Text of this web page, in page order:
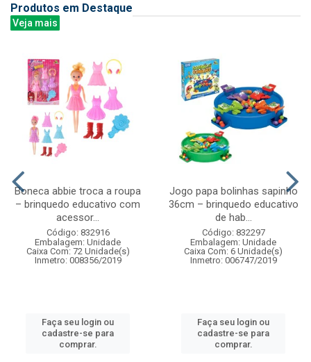
Produtos em Destaque
Veja mais
Boneca abbie troca a roupa
– brinquedo educativo com
acessor...
Código: 832916
Embalagem: Unidade
Caixa Com: 72 Unidade(s)
Inmetro: 008356/2019
Faça seu login ou
cadastre-se para
comprar.
Jogo papa bolinhas sapinho
36cm – brinquedo educativo
de hab...
Código: 832297
Embalagem: Unidade
Caixa Com: 6 Unidade(s)
Inmetro: 006747/2019
Faça seu login ou
cadastre-se para
comprar.